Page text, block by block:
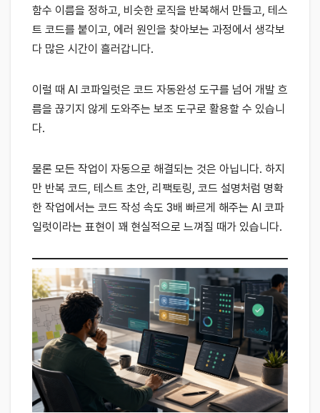
함수 이름을 정하고, 비슷한 로직을 반복해서 만들고, 테스
트 코드를 붙이고, 에러 원인을 찾아보는 과정에서 생각보
다 많은 시간이 흘러갑니다.
이럴 때 AI 코파일럿은 코드 자동완성 도구를 넘어 개발 흐
름을 끊기지 않게 도와주는 보조 도구로 활용할 수 있습니
다.
물론 모든 작업이 자동으로 해결되는 것은 아닙니다. 하지
만 반복 코드, 테스트 초안, 리팩토링, 코드 설명처럼 명확
한 작업에서는 코드 작성 속도 3배 빠르게 해주는 AI 코파
일럿이라는 표현이 꽤 현실적으로 느껴질 때가 있습니다.